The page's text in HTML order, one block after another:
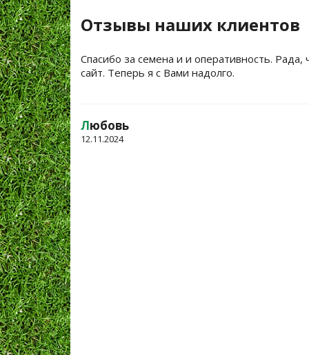
Отзывы наших клиентов
Спасибо за семена и и оперативность. Рада,
сайт. Теперь я с Вами надолго.
Любовь
12.11.2024